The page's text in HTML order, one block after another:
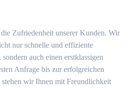
Zufriedenheit unserer Kunden. Wir
nur schnelle und effiziente
auch einen erstklassigen
Anfrage bis zur erfolgreichen
wir Ihnen mit Freundlichkeit